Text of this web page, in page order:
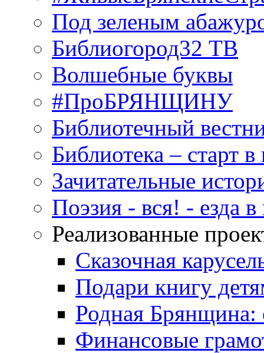
Под зеленым
Библиогород32 ТВ
Волшебные буквы
#ПроБРЯНЩИНУ
Библиотечный
Библиотека – старт
Зачитательные
Поэзия - вся! - езда в
Реализованные
Сказочная
Подари книгу
Родная Брянщина:
Финансовые